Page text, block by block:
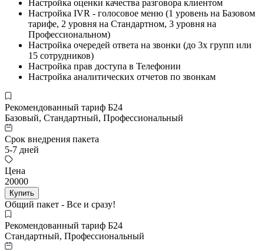
Настройка оценки качества разговора клиентом
Настройка IVR - голосовое меню (1 уровень на Базовом
тарифе, 2 уровня на Стандартном, 3 уровня на
Профессиональном)
Настройка очередей ответа на звонки (до 3х групп или
15 сотрудников)
Настройка прав доступа в Телефонии
Настройка аналитических отчетов по звонкам
Рекомендованный тариф Б24
Базовый, Стандартный, Профессиональный
Срок внедрения пакета
5-7 дней
Цена
20000
Купить
Общий пакет - Все и сразу!
Рекомендованный тариф Б24
Стандартный, Профессиональный